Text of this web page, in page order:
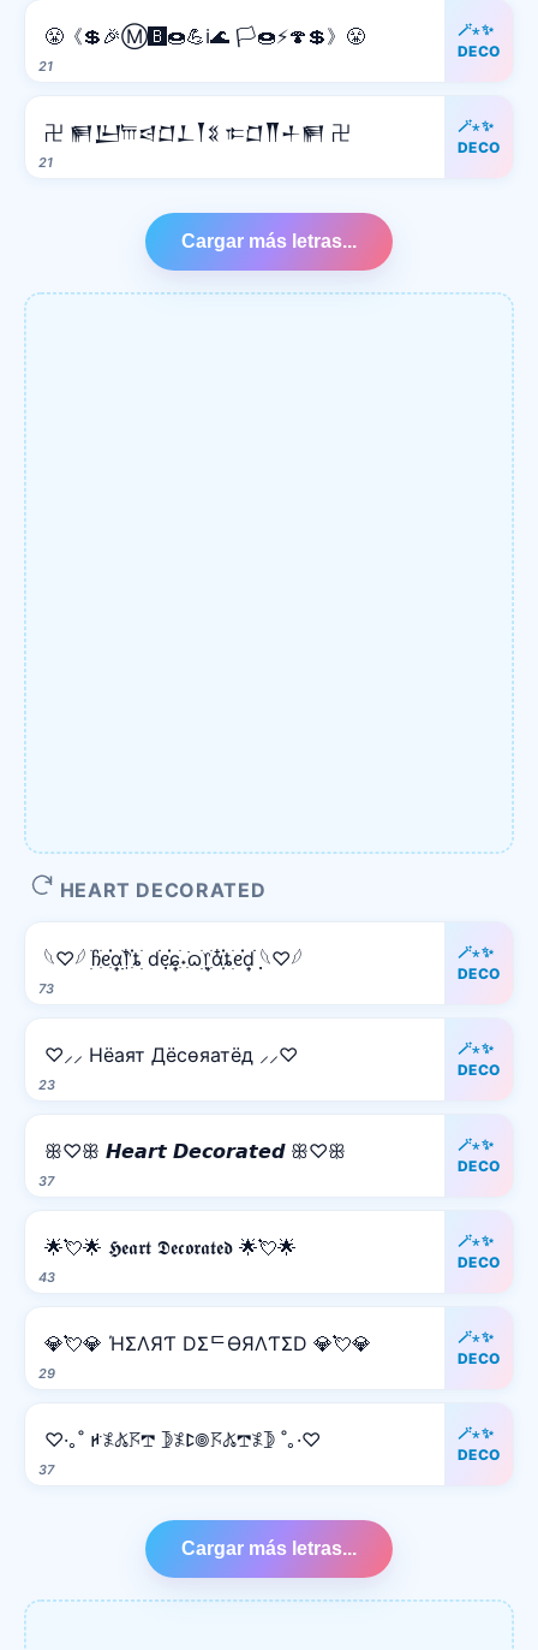
21
😤《💲🎉Ⓜ️🅱️🍩💪ℹ️🌊 🏳️🍩⚡️🍄💲》😤
🪄⋆✨
DECO
21
卍 𒂍𒌨𐎠𒁀𒆸𒁇𒐕𒐏 𐎣𒆸𒐖𒈦𒂍 卍
🪄⋆✨
DECO
Cargar más letras...
HEART DECORATED
73
𓆩♡𓆪 ׅׄჩִׂᧉ᩠ִׂ֗αׂׅׅ᥅ִ໋֗ȶׂׅ dׂׂ݂݂ᧉ᩠֗ɕִׄ˖ִ࣪ᦒ᩠ׂׅ᥅ִׂαִׂ໋ׅׅ֗ȶׂׅᧉ᩠֗dׂׂ݂݂ 𓆩♡𓆪
🪄⋆✨
DECO
23
♡⸝⸝ Hёаят Дёcѳяатёд ⸝⸝♡
🪄⋆✨
DECO
37
ꕥ♡ꕥ 𝙃𝙚𝙖𝙧𝙩 𝘿𝙚𝙘𝙤𝙧𝙖𝙩𝙚𝙙 ꕥ♡ꕥ
🪄⋆✨
DECO
43
🌟💘🌟 𝕳𝖊𝖆𝖗𝖙 𝕯𝖊𝖈𝖔𝖗𝖆𝖙𝖊𝖉 🌟💘🌟
🪄⋆✨
DECO
29
💎💘💎 ΉΣΛЯƬ DΣᄃӨЯΛƬΣD 💎💘💎
🪄⋆✨
DECO
37
♡·｡˚ ꛅ𖤟𖤬𖦪𖢧 𖤀𖤟ꛕ𖣠𖦪𖤬𖢧𖤟𖤀 ˚｡·♡
🪄⋆✨
DECO
Cargar más letras...